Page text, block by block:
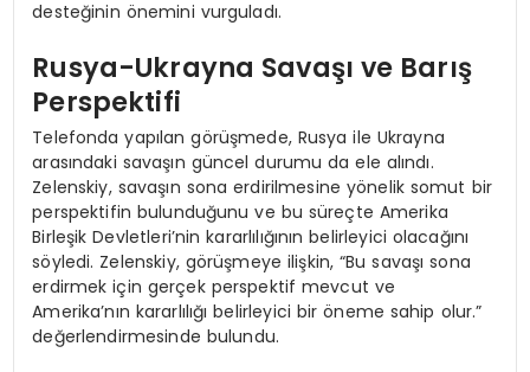
desteğinin önemini vurguladı.
Rusya-Ukrayna Savaşı ve Barış
Perspektifi
Telefonda yapılan görüşmede, Rusya ile Ukrayna
arasındaki savaşın güncel durumu da ele alındı.
Zelenskiy, savaşın sona erdirilmesine yönelik somut bir
perspektifin bulunduğunu ve bu süreçte Amerika
Birleşik Devletleri’nin kararlılığının belirleyici olacağını
söyledi. Zelenskiy, görüşmeye ilişkin, “Bu savaşı sona
erdirmek için gerçek perspektif mevcut ve
Amerika’nın kararlılığı belirleyici bir öneme sahip olur.”
değerlendirmesinde bulundu.